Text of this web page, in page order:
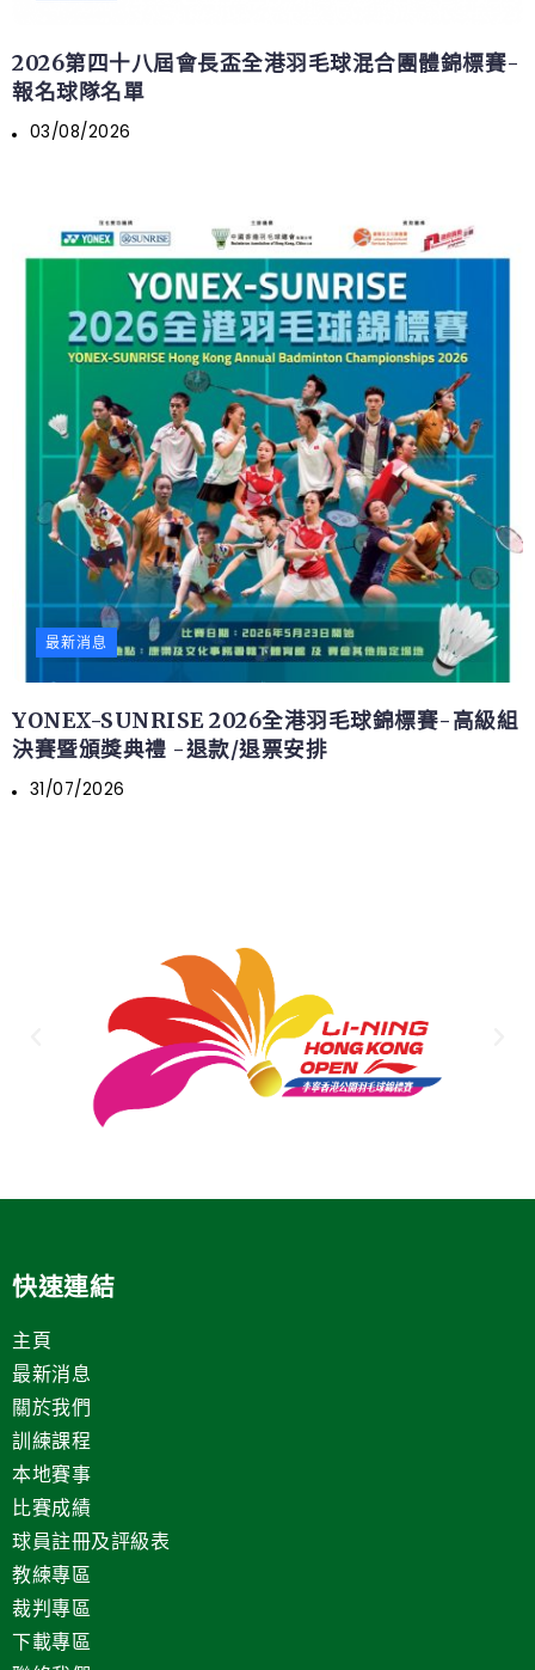
2026第四十八屆會長盃全港羽毛球混合團體錦標賽-
報名球隊名單
03/08/2026
最新消息
YONEX-SUNRISE 2026全港羽毛球錦標賽-高級組
決賽暨頒獎典禮 -退款/退票安排
31/07/2026
快速連結
主頁
最新消息
關於我們
訓練課程
本地賽事
比賽成績
球員註冊及評級表
教練專區
裁判專區
下載專區